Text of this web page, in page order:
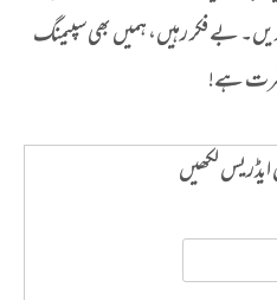
بے فکر رہیں، ہمیں بھی سپیمنگ
ہے!
لکھیں